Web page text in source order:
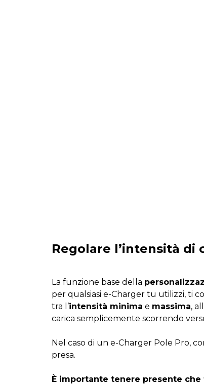
Regolare l’intensità di
La funzione base della
per qualsiasi e-Charger tu utilizzi, ti
tra l’intensità minima e massima,
carica semplicemente scorrendo
Nel caso di un e-Charger Pole Pro,
presa.
È importante tenere presente